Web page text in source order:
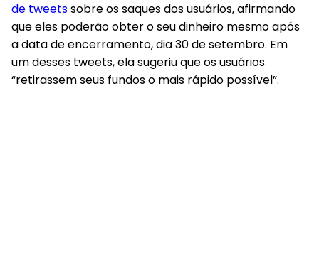
de tweetssobre os saques dos usuários, afirmando
que eles poderão obter o seu dinheiro mesmo após
a data de encerramento, dia 30 de setembro. Em
um desses tweets, ela sugeriu que os usuários
“retirassem seus fundos o mais rápido possível”.